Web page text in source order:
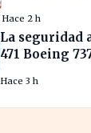
Hace 2 h
La seguridad
471 Boeing
Hace 3 h